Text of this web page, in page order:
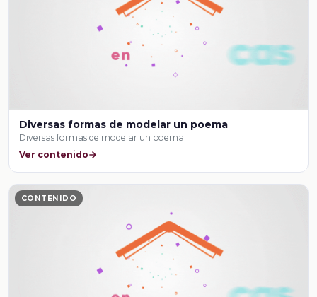
Diversas formas de modelar un poema
Diversas formas de modelar un poema
Ver contenido
CONTENIDO